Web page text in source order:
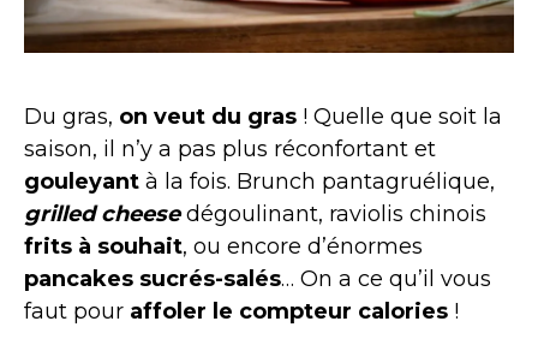
Du gras, on veut du gras ! Quelle que soit la
saison, il n’y a pas plus réconfortant et
gouleyant à la fois. Brunch pantagruélique,
grilled cheese dégoulinant, raviolis chinois
frits à souhait, ou encore d’énormes
pancakes sucrés-salés… On a ce qu’il vous
faut pour affoler le compteur calories !